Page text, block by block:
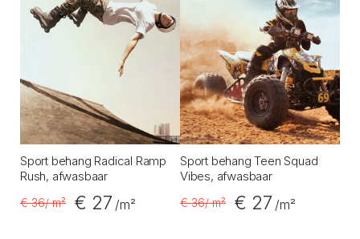
Sport behang Radical Ramp
Rush, afwasbaar
€ 36/ m² € 27 /m²
Sport behang Teen Squad
Vibes, afwasbaar
€ 36/ m² € 27 /m²